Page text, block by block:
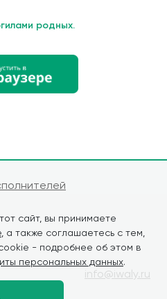
сайт, вы принимаете
, а также соглашаетесь с тем,
- подробнее об этом в
персональных данных.
родных.
info@iwaly.ru